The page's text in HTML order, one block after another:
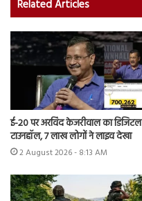
Related Articles
ई-20 पर अरविंद केजरीवाल का डिजिटल
टाउनहॉल, 7 लाख लोगों ने लाइव देखा
2 August 2026 - 8:13 AM